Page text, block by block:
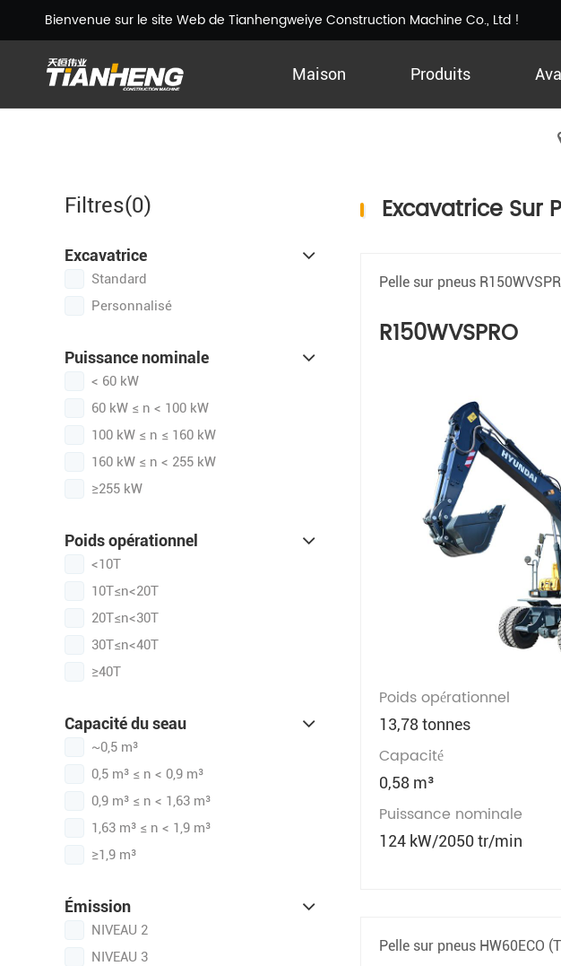
Bienvenue sur le site Web de Tianhengweiye Construction Machine Co., Ltd !
Maison Produits
Filtres(0)
Excavatrice
Standard
Personnalisé
Puissance nominale
< 60 kW
60 kW ≤ n < 100 kW
100 kW ≤ n ≤ 160 kW
160 kW ≤ n < 255 kW
≥255 kW
Poids opérationnel
<10T
10T≤n<20T
20T≤n<30T
30T≤n<40T
≥40T
Capacité du seau
~0,5 m³
0,5 m³ ≤ n < 0,9 m³
0,9 m³ ≤ n < 1,63 m³
1,63 m³ ≤ n < 1,9 m³
≥1,9 m³
Émission
NIVEAU 2
NIVEAU 3
Excavatrice Sur
Pelle sur pneus
R150WVSPRO
Poids opérationnel
13,78 tonnes
Capacité
0,58 m³
Puissance nominale
124 kW/2050 tr/min
Pelle sur pneus HW60ECO